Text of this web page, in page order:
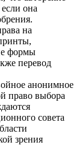
она
на
формы
перевод
анонимное
право выбора
совета
зрения